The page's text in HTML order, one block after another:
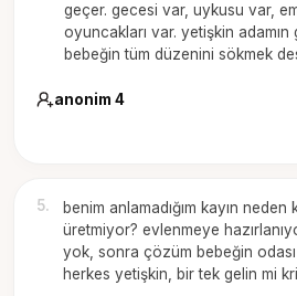
geçer. gecesi var, uykusu var,
oyuncakları var. yetişkin
bebeğin tüm düzenini sökmek
anonim 4
5.
benim anlamadığım kayın
üretmiyor? evlenmeye
yok, sonra çözüm bebeğin
herkes yetişkin, bir tek gelin mi